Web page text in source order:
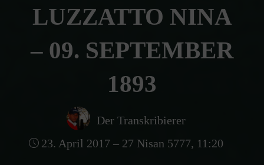
LUZZATTO NINA
– 09. SEPTEMBER
1893
Der Transkribierer
23. April 2017 – 27 Nisan 5777, 11:20